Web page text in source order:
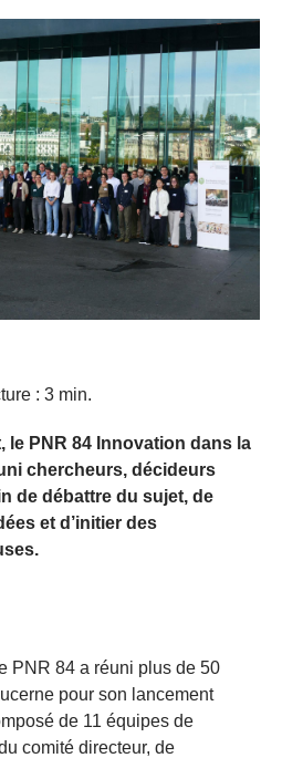
: 3 min.
le PNR 84 Innovation dans la
chercheurs, décideurs
de débattre du sujet, de
et d’initier des
PNR 84 a réuni plus de 50
pour son lancement
de 11 équipes de
comité directeur, de